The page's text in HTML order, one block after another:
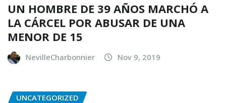
UN HOMBRE DE 39 AÑOS MARCHÓ A
LA CÁRCEL POR ABUSAR DE UNA
MENOR DE 15
NevilleCharbonnier Nov 9, 2019
UNCATEGORIZED